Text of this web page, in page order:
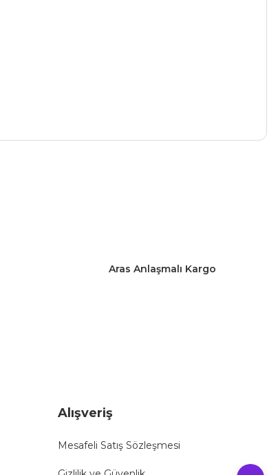
Aras Anlaşmalı Kargo
Alışveriş
Mesafeli Satış Sözleşmesi